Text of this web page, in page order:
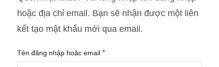
hoặc địa chỉ email. Bạn sẽ nhận được một liên
kết tạo mật khẩu mới qua email.
Tên đăng nhập hoặc email *Bắt
buộc